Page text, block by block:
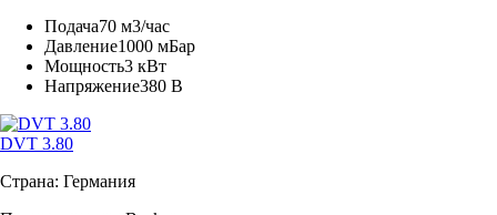
Подача70 м3/час
Давление1000 мБар
Мощность3 кВт
Напряжение380 В
DVT 3.80
Страна: Германия